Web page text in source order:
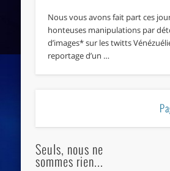
Nous vous avons fait part ces
honteuses manipulations par
d’images* sur les twitts
reportage d’un …
Seuls, nous ne
sommes rien...